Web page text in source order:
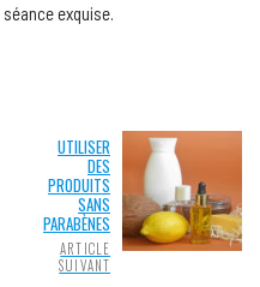
exquise.
UTILISER
DES
PRODUITS
SANS
PARABÈNES
ARTICLE
SUIVANT